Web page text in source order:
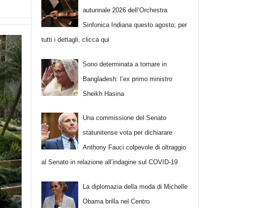
autunnale 2026 dell’Orchestra
Sinfonica Indiana questo agosto; per
tutti i dettagli, clicca qui
Sono determinata a tornare in
Bangladesh: l’ex primo ministro
Sheikh Hasina
Una commissione del Senato
statunitense vota per dichiarare
Anthony Fauci colpevole di oltraggio
al Senato in relazione all’indagine sul COVID-19
La diplomazia della moda di Michelle
Obama brilla nel Centro